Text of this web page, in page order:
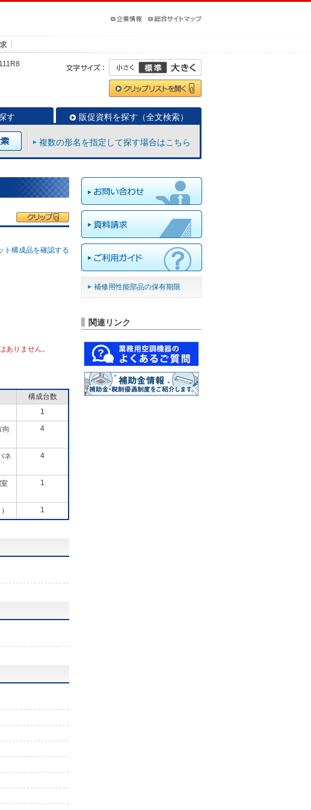
す 販促資料を探す（全文検索）
複数の形名を指定して探す場合はこちら
ト構成品を確認する
りません。
構成台数
1
向
4
ネ
4
1
1
補修用性能部品の保有期限
関連リンク